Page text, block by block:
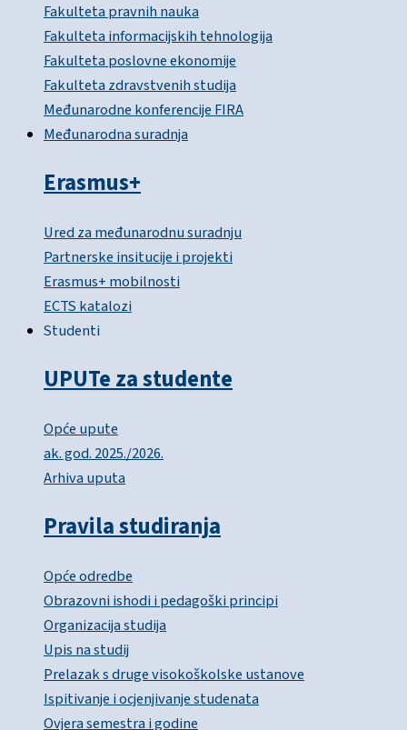
Fakulteta pravnih nauka
Fakulteta informacijskih tehnologija
Fakulteta poslovne ekonomije
Fakulteta zdravstvenih studija
Međunarodne konferencije FIRA
Međunarodna suradnja
Erasmus+
Ured za međunarodnu suradnju
Partnerske insitucije i projekti
Erasmus+ mobilnosti
ECTS katalozi
Studenti
UPUTe za studente
Opće upute
ak. god. 2025./2026.
Arhiva uputa
Pravila studiranja
Opće odredbe
Obrazovni ishodi i pedagoški principi
Organizacija studija
Upis na studij
Prelazak s druge visokoškolske ustanove
Ispitivanje i ocjenjivanje studenata
Ovjera semestra i godine